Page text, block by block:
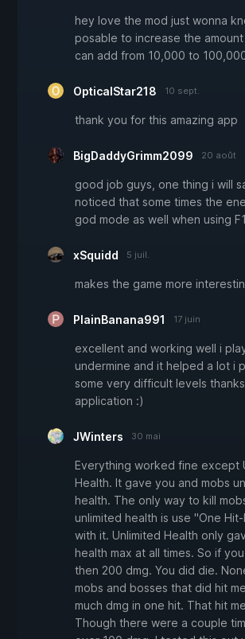
hey love the mod just wonna
posable to increase the
can add from 10,000 to
OpticalStar218 10 sept.
thank you for this amazing app
BigDaddyGrimm2099 20 août
good job guys, one thing i will
noticed that some times the
god mode as well when using F1
xSquidd 5 juil.
makes the game more
PlainBanana991 17 juin
excellent and working well i
undermine and it helped a lot i
some very difficult levels
application :)
JWinters 30 mai
Everything worked fine except
Health. It gave you and mobs
health. The only way to kill
unlimited health is use "One
with it. Unlimited Health only
health max at all times. So if
then 200 dmg. You did die.
mobs and bosses that did hit
much dmg in one hit. That hit
Though there were a couple